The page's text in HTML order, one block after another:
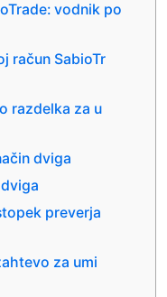
vodnik po
račun SabioTr
razdelka za u
dviga
preverja
za umi